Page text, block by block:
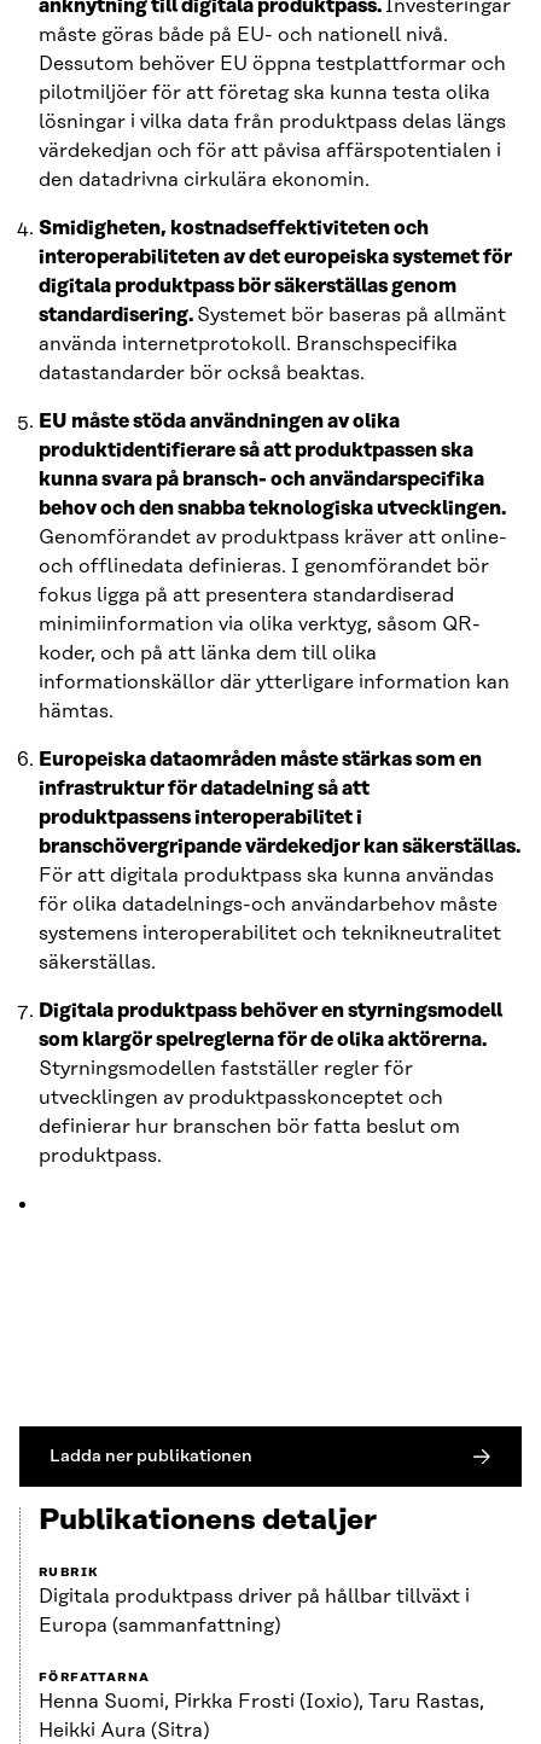
anknytning till digitala produktpass. Investeringar
måste göras både på EU- och nationell nivå.
Dessutom behöver EU öppna testplattformar och
pilotmiljöer för att företag ska kunna testa olika
lösningar i vilka data från produktpass delas längs
värdekedjan och för att påvisa affärspotentialen i
den datadrivna cirkulära ekonomin.
Smidigheten, kostnadseffektiviteten och
interoperabiliteten av det europeiska systemet för
digitala produktpass bör säkerställas genom
standardisering. Systemet bör baseras på allmänt
använda internetprotokoll. Branschspecifika
datastandarder bör också beaktas.
EU måste stöda användningen av olika
produktidentifierare så att produktpassen ska
kunna svara på bransch- och användarspecifika
behov och den snabba teknologiska utvecklingen.
Genomförandet av produktpass kräver att online-
och offlinedata definieras. I genomförandet bör
fokus ligga på att presentera standardiserad
minimiinformation via olika verktyg, såsom QR-
koder, och på att länka dem till olika
informationskällor där ytterligare information kan
hämtas.
Europeiska dataområden måste stärkas som en
infrastruktur för datadelning så att
produktpassens interoperabilitet i
branschövergripande värdekedjor kan säkerställas.
För att digitala produktpass ska kunna användas
för olika datadelnings-och användarbehov måste
systemens interoperabilitet och teknikneutralitet
säkerställas.
Digitala produktpass behöver en styrningsmodell
som klargör spelreglerna för de olika aktörerna.
Styrningsmodellen fastställer regler för
utvecklingen av produktpasskonceptet och
definierar hur branschen bör fatta beslut om
produktpass.
Ladda ner publikationen
Publikationens detaljer
RUBRIK
Digitala produktpass driver på hållbar tillväxt i
Europa (sammanfattning)
FÖRFATTARNA
Henna Suomi, Pirkka Frosti (Ioxio), Taru Rastas,
Heikki Aura (Sitra)